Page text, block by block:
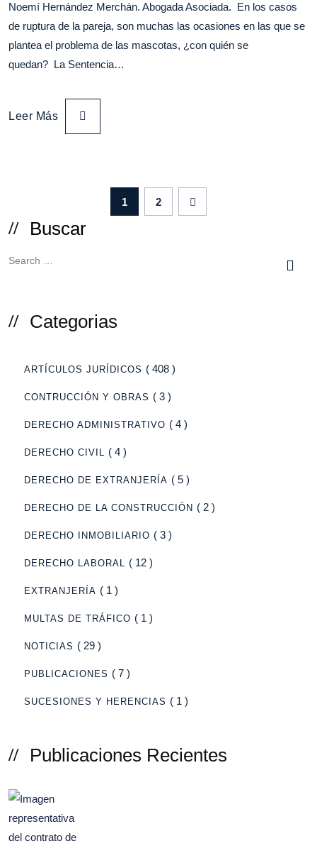
Noemí Hernández Merchán. Abogada Asociada. En los casos
de ruptura de la pareja, son muchas las ocasiones en las que se
plantea el problema de las mascotas, ¿con quién se
quedan? La Sentencia…
Leer Más
1 2
Buscar
Categorias
ARTÍCULOS JURÍDICOS ( 408 )
CONTRUCCIÓN Y OBRAS ( 3 )
DERECHO ADMINISTRATIVO ( 4 )
DERECHO CIVIL ( 4 )
DERECHO DE EXTRANJERÍA ( 5 )
DERECHO DE LA CONSTRUCCIÓN ( 2 )
DERECHO INMOBILIARIO ( 3 )
DERECHO LABORAL ( 12 )
EXTRANJERÍA ( 1 )
MULTAS DE TRÁFICO ( 1 )
NOTICIAS ( 29 )
PUBLICACIONES ( 7 )
SUCESIONES Y HERENCIAS ( 1 )
Publicaciones Recientes